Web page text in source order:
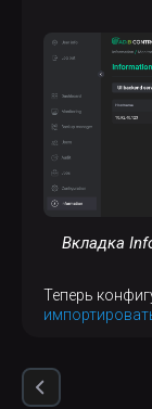
Вкладка
Теперь